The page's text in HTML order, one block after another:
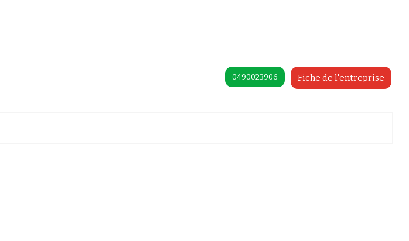
Fiche de l'entreprise
0490023906